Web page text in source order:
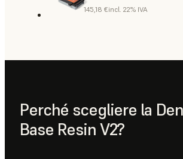
145,18 €incl. 22% IVA
Perché scegliere la
Base Resin V2?